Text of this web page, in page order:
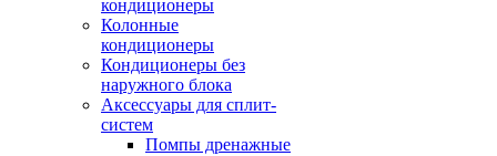
кондиционеры
Колонные
кондиционеры
Кондиционеры без
наружного блока
Аксессуары для сплит-
систем
Помпы дренажные